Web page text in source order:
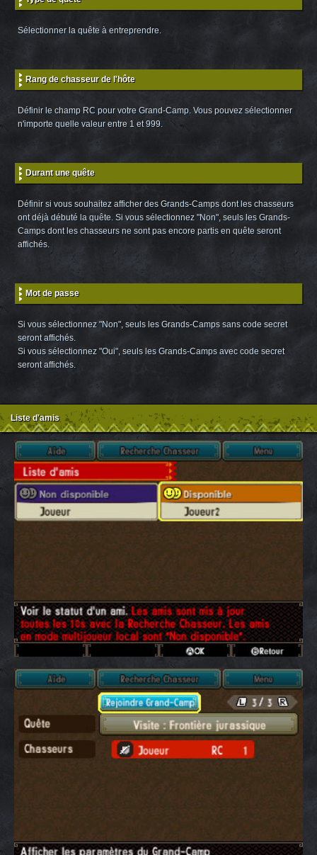
Sélectionner la quête à entreprendre.
Rang de chasseur de l'hôte
Définir le champ RC pour votre Grand-Camp. Vous pouvez sélectionner
n'importe quelle valeur entre 1 et 999.
Durant une quête
Définir si vous souhaitez afficher des Grands-Camps dont les chasseurs
ont déjà débuté la quête. Si vous sélectionnez "Non", seuls les Grands-
Camps dont les chasseurs ne sont pas encore partis en quête seront
affichés.
Mot de passe
Si vous sélectionnez "Non", seuls les Grands-Camps sans code secret
seront affichés.
Si vous sélectionnez "Oui", seuls les Grands-Camps avec code secret
seront affichés.
Liste d'amis